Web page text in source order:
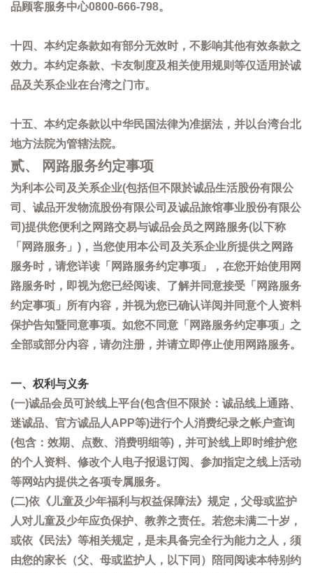
品顾客服务中心0800-666-798。
十四、本约定条款如有部分无效时，不影响其他有效条款之
效力。本约定条款、卡友制度及相关使用规则等仅适用於诚
品及关系企业在台湾之门市。
十五、本约定条款以中华民国法律为准据法，并以台湾台北
地方法院为管辖法院。
贰、 网路服务约定事项
为利本公司及关系企业(包括但不限於诚品生活股份有限公
司、诚品开发物流股份有限公司及诚品旅馆事业股份有限公
司)提供您便利之网路交易与诚品会员之网路服务(以下称
「网路服务」)，当您使用本公司及关系企业所提供之网路
服务时，请您详读「网路服务约定事项」，在您开始使用网
路服务时，即视为您已经阅读、了解并同意接受「网路服务
约定事项」所有内容，并视为您已确认详阅并同意个人资料
保护告知暨同意事项。如您不同意「网路服务约定事项」之
全部或部分内容，请勿注册，并请立即停止使用网路服务。
一、权利与义务
(一)诚品会员可於线上平台(包含但不限於：诚品线上通路、
迷诚品、官方诚品人APP等)进行个人消费纪录之帐户查询
(包含：效期、点数、消费明细等)，并可於线上即时维护您
的个人资料、修改个人电子报退订阅、参加指定之线上活动
等网站内提供之各项专属服务。
(二)依《儿童及少年福利与权益保障法》规定，父母或监护
人对儿童及少年应负保护、教养之责任。若您未满二十岁，
或依《民法》等相关规定，是未具备完全行为能力之人，须
由您的家长（父、母或监护人，以下同）陪同阅读本特别约